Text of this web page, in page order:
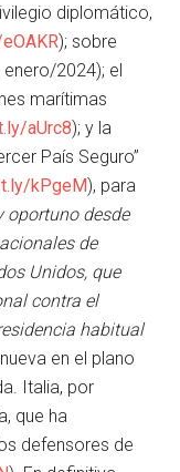
diplomático,
); sobre
2024); el
marítimas
aUrc8); y la
País Seguro”
kPgeM), para
oportuno desde
de
Unidos, que
contra el
habitual
en el plano
Italia, por
que ha
defensores de